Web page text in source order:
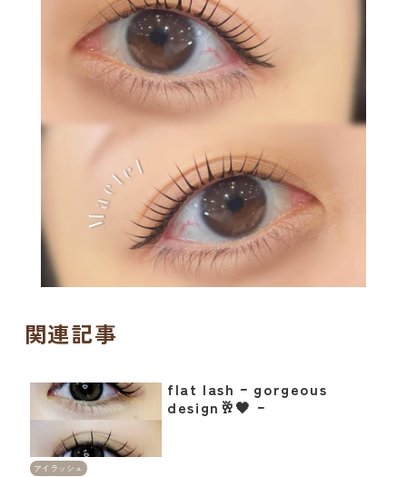
関連記事
アイラッシュ
flat lash ｰ gorgeous
design🥂🖤 ｰ